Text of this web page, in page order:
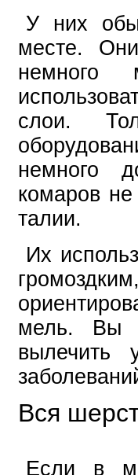
У них
месте.
немного
слои.
немного
комаров
талии.
Их
мель. Вы
вылечить
Вся
Если в